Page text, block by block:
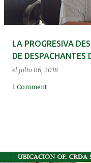
LA PROGRESIVA
DE DESPACHANTES
el julio 06, 2018
1 Comment